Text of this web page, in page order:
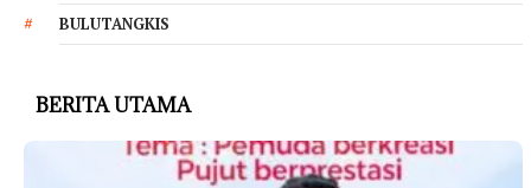
BULUTANGKIS
BERITA UTAMA